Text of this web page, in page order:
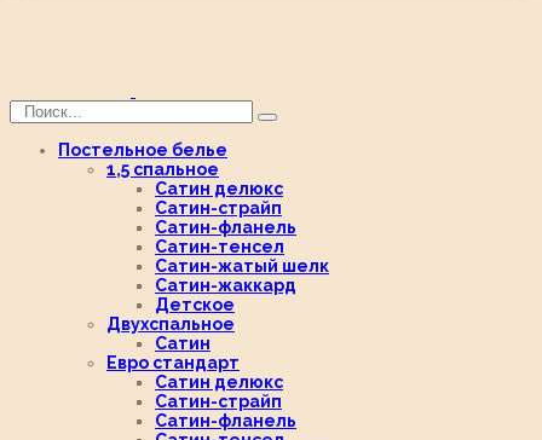
Постельное белье
1,5 спальное
Сатин делюкс
Сатин-страйп
Сатин-фланель
Сатин-тенсел
Сатин-жатый шелк
Сатин-жаккард
Детское
Двухспальное
Сатин
Евро стандарт
Сатин делюкс
Сатин-страйп
Сатин-фланель